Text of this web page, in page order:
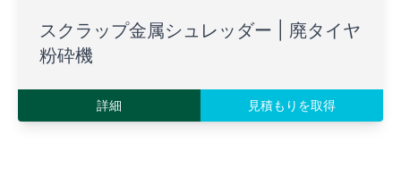
スクラップ金属シュレッダー | 廃タイヤ
粉砕機
詳細 見積もりを取得